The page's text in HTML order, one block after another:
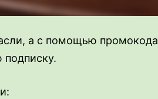
а с помощью промокода
подписку.